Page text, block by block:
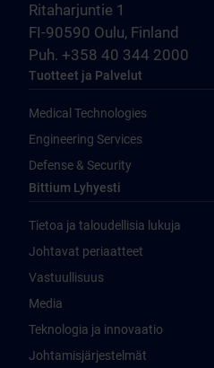
Ritaharjuntie 1
FI-90590 Oulu, Finland
Puh. +358 40 344 2000
Tuotteet ja Palvelut
Medical Technologies
Engineering Services
Defense & Security
Bittium Lyhyesti
Tietoa ja taloudellisia lukuja
Johtavat periaatteet
Vastuullisuus
Media
Teknologia ja innovaatio
Johtamisjärjestelmät